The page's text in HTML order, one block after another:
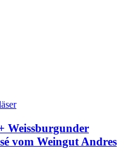
Weissburgunder
vom Weingut Andres